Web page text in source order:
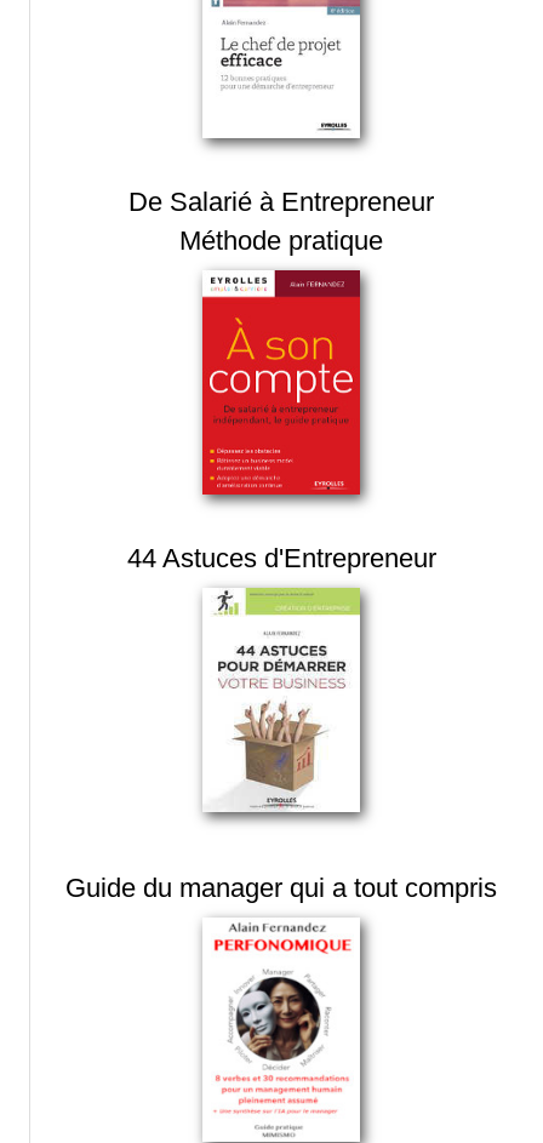
De Salarié à Entrepreneur
Méthode pratique
44 Astuces d'Entrepreneur
Guide du manager qui a tout compris